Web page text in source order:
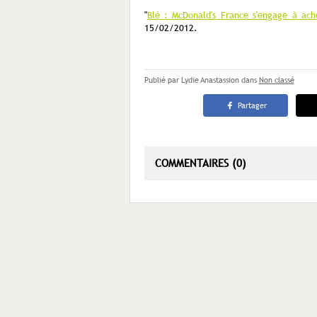
"Blé : McDonald's France s'engage à
15/02/2012.
Publié par Lydie Anastassion dans Non classé
Partager
COMMENTAIRES (0)